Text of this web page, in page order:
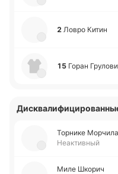
2 Ловро Китин
15 Горан
То­рни­ке
Неактивный
Миле Шкорич